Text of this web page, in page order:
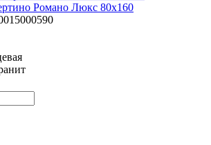
Романо Люкс 80x160